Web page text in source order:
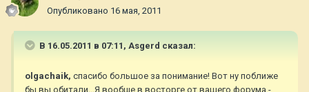
Опубликовано 16 мая, 2011
В 16.05.2011 в 07:11, Asgerd сказал:
olgachaik, спасибо большое за понимание! Вот ну поближе
бы вы обитали...Я вообще в восторге от вашего форума -